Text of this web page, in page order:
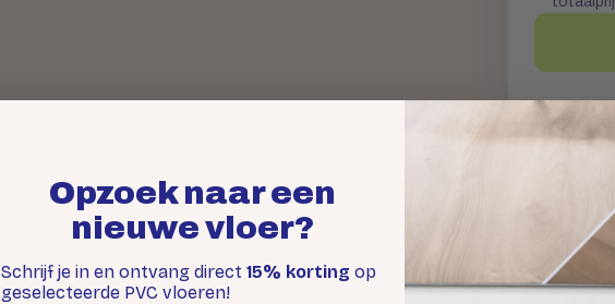
Je kunt
jouw
Opzoek naar een
nieuwe vloer?
Schrijf je in en ontvang direct 15% korting op
geselecteerde PVC vloeren!